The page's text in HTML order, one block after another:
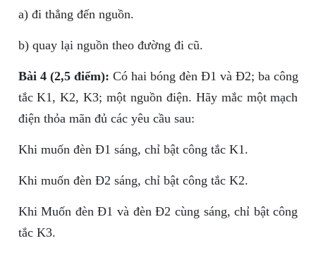
a) đi thẳng đến nguồn.
b) quay lại nguồn theo đường đi cũ.
Bài 4 (2,5 điểm): Có hai bóng đèn Đ1 và Đ2; ba công
tắc K1, K2, K3; một nguồn điện. Hãy mắc một mạch
điện thỏa mãn đủ các yêu cầu sau:
Khi muốn đèn Đ1 sáng, chỉ bật công tắc K1.
Khi muốn đèn Đ2 sáng, chỉ bật công tắc K2.
Khi Muốn đèn Đ1 và đèn Đ2 cùng sáng, chỉ bật công
tắc K3.